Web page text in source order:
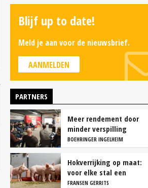
Blijf up to date!
Meld je aan voor de nieuwsbrief.
AANMELDEN
PARTNERS
Meer rendement door
minder verspilling
BOEHRINGER INGELHEIM
Hokverrijking op maat:
voor elke stal een
oplossing
FRANSEN GERRITS